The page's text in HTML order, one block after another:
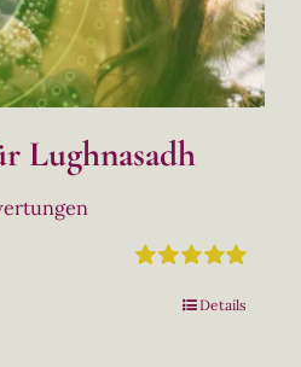
Lughnasadh
5.00von
Details